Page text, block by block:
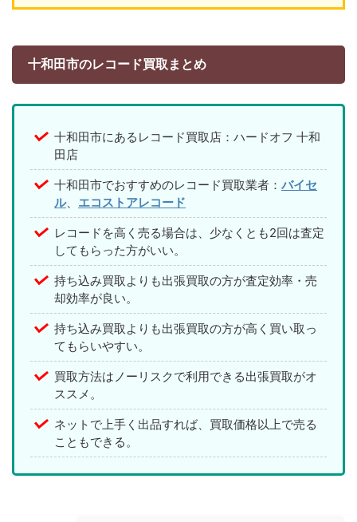
十和田市のレコード買取まとめ
十和田市にあるレコード買取店：ハードオフ 十和
田店
十和田市でおすすめのレコード買取業者： バイセ
ル、 エコストアレコード
レコードを高く売る場合は、少なくとも2回は査定
してもらった方がいい。
持ち込み買取よりも出張買取の方が査定効率・売
却効率が良い。
持ち込み買取よりも出張買取の方が高く買い取っ
てもらいやすい。
買取方法はノーリスクで利用できる出張買取がオ
ススメ。
ネットで上手く出品すれば、買取価格以上で売る
こともできる。